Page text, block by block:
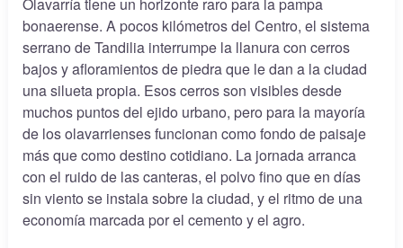
bonaerense. A pocos kilómetros del Centro, el sistema
serrano de Tandilia interrumpe la llanura con cerros
bajos y afloramientos de piedra que le dan a la ciudad
una silueta propia. Esos cerros son visibles desde
muchos puntos del ejido urbano, pero para la mayoría
de los olavarrienses funcionan como fondo de paisaje
más que como destino cotidiano. La jornada arranca
con el ruido de las canteras, el polvo fino que en días
sin viento se instala sobre la ciudad, y el ritmo de una
economía marcada por el cemento y el agro.